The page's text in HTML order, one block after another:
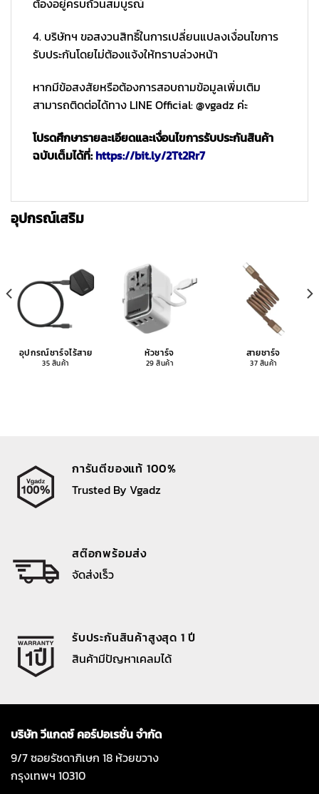
ต้องอยู่ครบถ้วนสมบูรณ์
4. บริษัทฯ ขอสงวนสิทธิ์ในการเปลี่ยนแปลงเงื่อนไขการ
รับประกันโดยไม่ต้องแจ้งให้ทราบล่วงหน้า
หากมีข้อสงสัยหรือต้องการสอบถามข้อมูลเพิ่มเติม
สามารถติดต่อได้ทาง LINE Official: @vgadz ค่ะ
โปรดศึกษารายละเอียดและเงื่อนไขการรับประกันสินค้า
ฉบับเต็มได้ที่:https://bit.ly/2Tt2Rr7
อุปกรณ์เสริม
อุปกรณ์ชาร์จไร้สาย
35 สินค้า
หัวชาร์จ
29 สินค้า
สายชาร์จ
37 สินค้า
การันตีของแท้ 100%
Trusted By Vgadz
สต๊อกพร้อมส่ง
จัดส่งเร็ว
รับประกันสินค้าสูงสุด 1 ปี
สินค้ามีปัญหาเคลมได้
บริษัท วีแกดซ์ คอร์ปอเรชั่น จำกัด
9/7 ซอยรัชดาภิเษก 18 ห้วยขวาง
กรุงเทพฯ 10310